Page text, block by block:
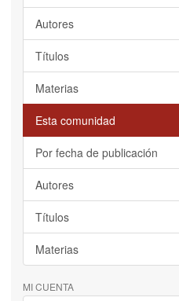
Autores
Títulos
Materias
Esta comunidad
Por fecha de publicación
Autores
Títulos
Materias
MI CUENTA